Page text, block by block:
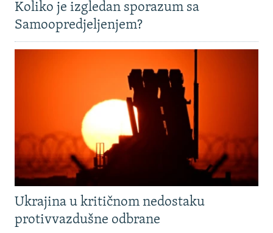
Koliko je izgledan sporazum sa
Samoopredjeljenjem?
Ukrajina u kritičnom nedostaku
protivvazdušne odbrane